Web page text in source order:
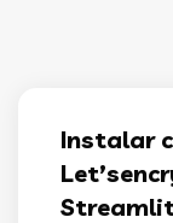
Instalar